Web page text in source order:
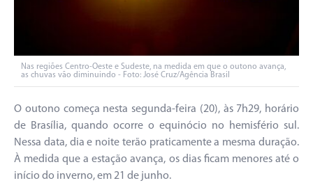
Nas regiões Centro-Oeste e Sudeste, na medida em que o outono avança,
as chuvas vão diminuindo - Foto: José Cruz/Agência Brasil
O outono começa nesta segunda-feira (20), às 7h29, horário
de Brasília, quando ocorre o equinócio no hemisfério sul.
Nessa data, dia e noite terão praticamente a mesma duração.
À medida que a estação avança, os dias ficam menores até o
início do inverno, em 21 de junho.